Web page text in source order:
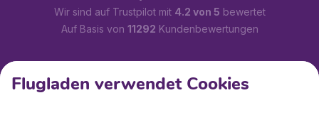
Wir sind auf Trustpilot mit 4.2 von 5 bewertet
Auf Basis von 11292 Kundenbewertungen
Kundenservice
Flugladen verwendet Cookies